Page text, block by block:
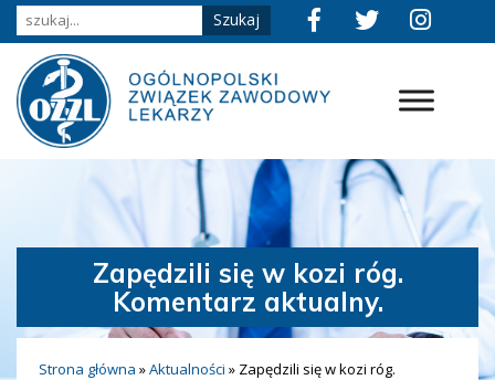
Zapędzili się w kozi róg.
Komentarz aktualny.
Strona główna »Aktualności » Zapędzili się w kozi róg.